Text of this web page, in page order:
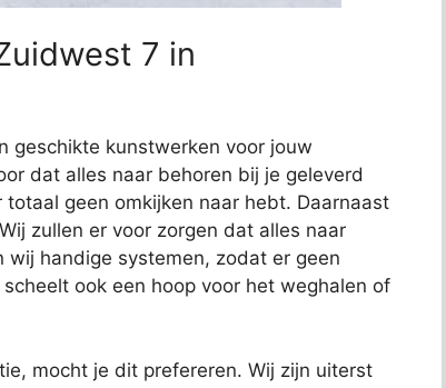
7 in
geschikte kunstwerken voor jouw
dat alles naar behoren bij je geleverd
geen omkijken naar hebt. Daarnaast
zullen er voor zorgen dat alles naar
handige systemen, zodat er geen
ook een hoop voor het weghalen of
mocht je dit prefereren. Wij zijn uiterst